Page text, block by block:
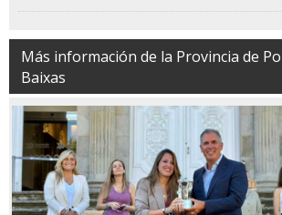
Más información de la Provincia de
Baixas